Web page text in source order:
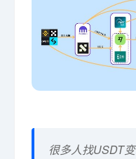
很多人找USDT